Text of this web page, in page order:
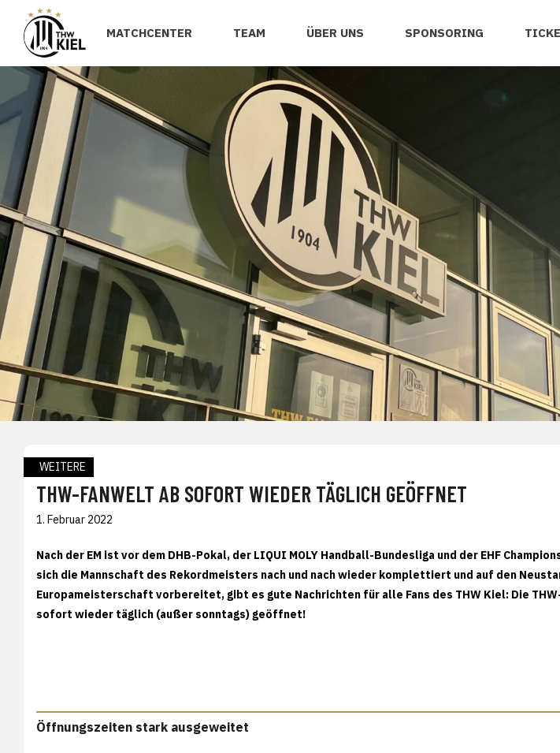
MATCHCENTER TEAM ÜBER UNS SPONSORING
WEITERE
THW-FANWELT AB SOFORT WIEDER TÄGLICH GEÖFFNET
1. Februar 2022
Nach der EM ist vor dem DHB-Pokal, der LIQUI MOLY Handball-Bundesliga und der EHF
sich die Mannschaft des Rekordmeisters nach und nach wieder komplettiert und auf den
Europameisterschaft vorbereitet, gibt es gute Nachrichten für alle Fans des THW Kiel: Die THW-
sofort wieder täglich (außer sonntags) geöffnet!
Öffnungszeiten stark ausgeweitet